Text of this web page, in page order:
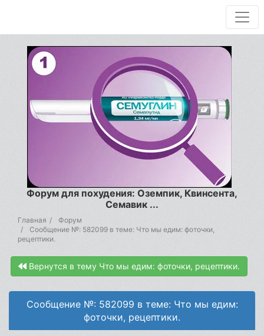
Форум для похудения: Оземпик, Квинсента,
Семавик ...
Главная
Форум
Сообщение №: 582099 в теме: Что мы едим: фоточки,
рецептики.
Вернутся в тему Что мы едим: фоточки, рецептики.
Сообщение №: 582099 в теме: Что мы едим:
фоточки, рецептики.